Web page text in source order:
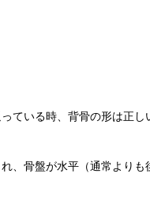
ている時、背骨の形は正
、骨盤が水平（通常より